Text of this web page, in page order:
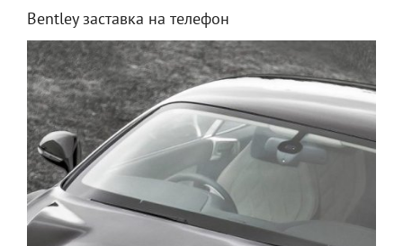
Bentley заставка на телефон